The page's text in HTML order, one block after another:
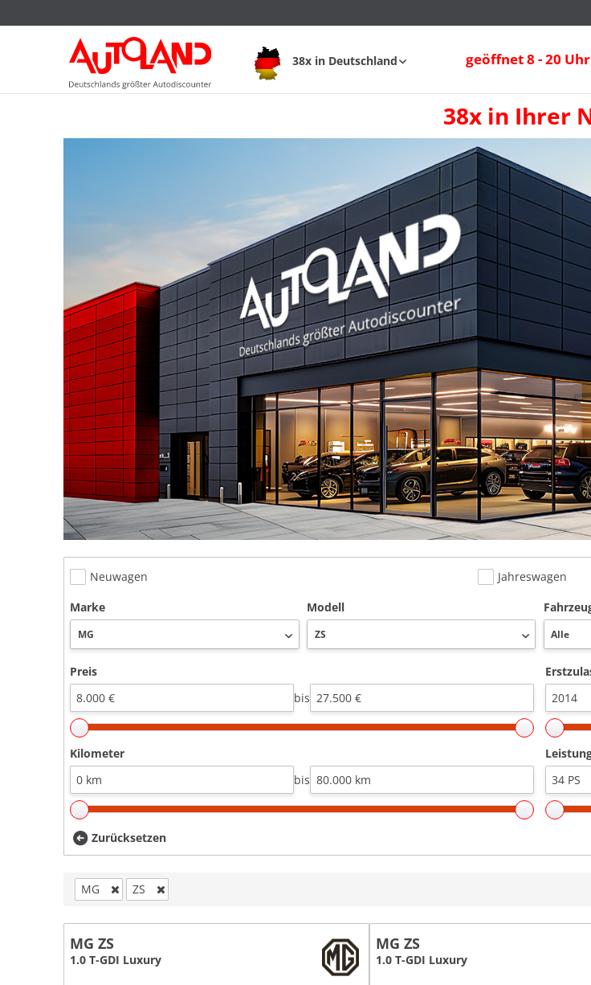
38x in Deutschland geöffnet 8 - 20
38x in Ihrer
Neuwagen Jahreswagen
Marke
Modell
Preis
bis
Kilometer
bis
Zurücksetzen
MG ZS
MG ZS
1.0 T-GDI Luxury
MG ZS
1.0 T-GDI Luxury